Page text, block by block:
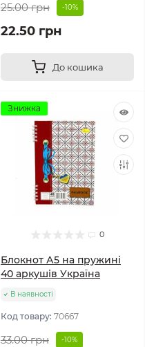
25.00 грн -10%
22.50 грн
До кошика
Знижка
0
Блокнот А5 на пружині
40 аркушів Україна
В наявності
Код товару: 70667
33.00 грн -10%